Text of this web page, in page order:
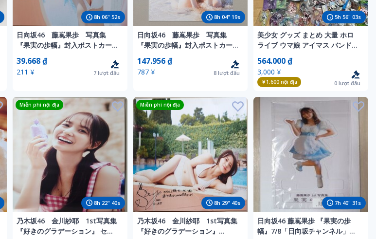
8h 06" 50s
日向坂46 藤嶌果歩 写真集
『果実の歩幅』封入ポストカード
(プールで…)
39.668 ₫
211 ¥ 7lượt đấu
8h04" 17s
日向坂46 藤嶌果歩 写真集
『果実の歩幅』封入ポストカード
147.956 ₫
787 ¥ 8 lượt đấu
5h 56" 01s
美少女 グッズ まとめ 大量 ホロ
ライブ ウマ娘 アイマス バンドリ
ラバーマット 缶バッジ アクスタ
タペストリー 等 スバル 星街 ジ
ャンク
564.000 ₫
3,000 ¥
￥1,600 nội địa 0lượt đấu
8h 22" 38s
Miễn phí nội địa
乃木坂46 金川紗耶 1st写真集
『好きのグラデーション』 セブ
8h 29" 38s
Miễn phí nội địa
乃木坂46 金川紗耶 1st写真集
『好きのグラデーション』
7h 40" 29 s
日向坂46 藤嶌果歩 『果実の歩
幅』7/8「日向坂チャンネル」生